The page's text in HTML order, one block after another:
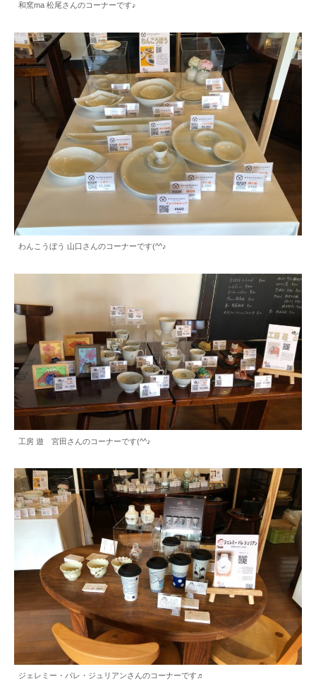
和窯ma 松尾さんのコーナーです♪
わんこうぼう 山口さんのコーナーです(^^♪
工房 遊 宮田さんのコーナーです(^^♪
ジェレミー・パレ・ジュリアンさんのコーナーです♬